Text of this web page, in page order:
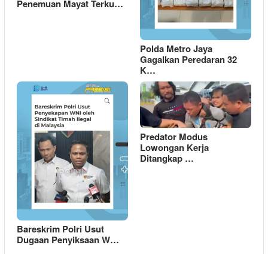
Penemuan Mayat Terku…
Polda Metro Jaya
Gagalkan Peredaran 32
K…
Bareskrim Polri Usut
Dugaan Penyiksaan W…
Predator Modus
Lowongan Kerja
Ditangkap …